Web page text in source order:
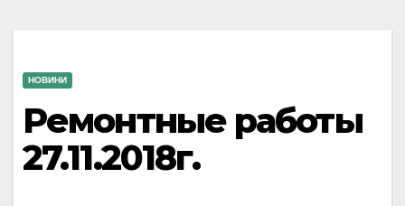
НОВИНИ
Ремонтные работы
27.11.2018г.